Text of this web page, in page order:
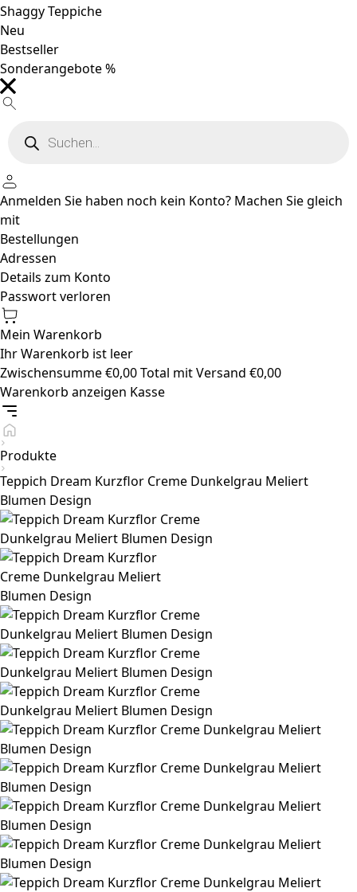
Shaggy Teppiche
Neu
Bestseller
Sonderangebote %
search
Anmelden Sie haben noch kein Konto? Machen Sie gleich
mit
Bestellungen
Adressen
Details zum Konto
Passwort verloren
Mein Warenkorb
Ihr Warenkorb ist leer
Zwischensumme€0,00Total mit Versand €0,00
Warenkorb anzeigen Kasse
Produkte
Teppich Dream Kurzflor Creme Dunkelgrau Meliert
Blumen Design